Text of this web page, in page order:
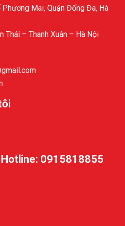
Mai, Quận Đống Đa, Hà
Thái – Thanh Xuân – Hà Nội
0915818855